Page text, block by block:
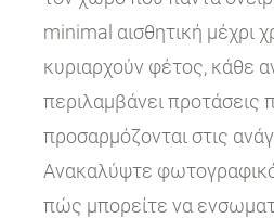
minimal αισθητική μέχρι
κυριαρχούν φέτος, κάθε
περιλαμβάνει προτάσεις
προσαρμόζονται στις
Ανακαλύψτε φωτογραφικό
πώς μπορείτε να